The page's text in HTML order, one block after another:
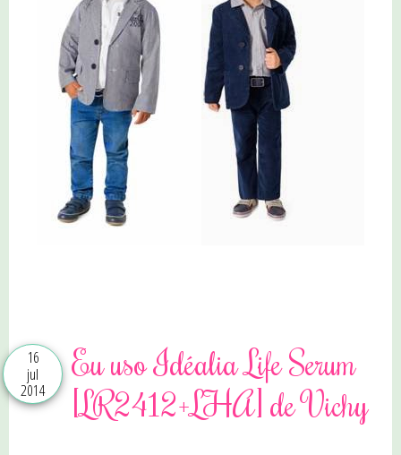
16
jul
2014
Eu uso Idéalia Life Serum
[LR2412+LHA] de Vichy